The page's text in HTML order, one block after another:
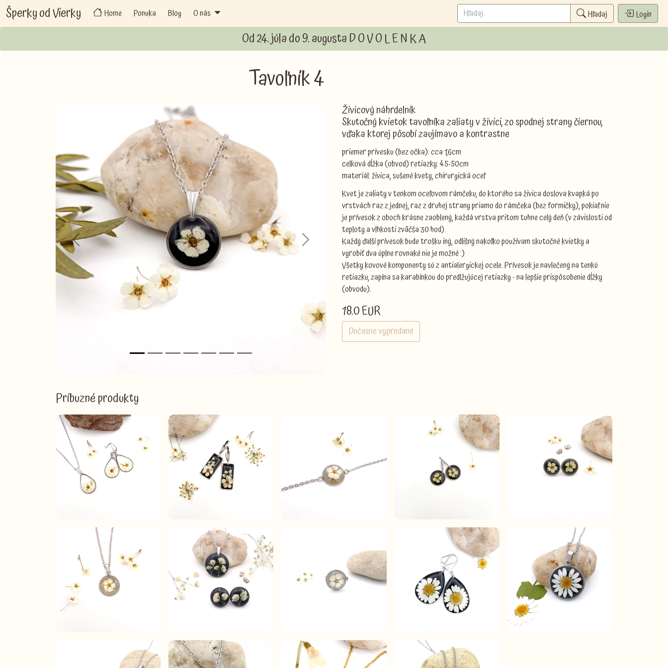
Šperky od Vierky Home Ponuka Blog O nás Hľadaj Login
Od 24. júla do 9. augusta D O V O L E N K A
Tavoľník 4
Previous Next
Živicový náhrdelník
Skutočný kvietok tavoľníka zaliaty v živici, zo spodnej strany čiernou,
vďaka ktorej pôsobí zaujímavo a kontrastne
priemer prívesku (bez očka): cca 1,6cm
celková dĺžka (obvod) retiazky: 45-50cm
materiál: živica, sušené kvety, chirurgická oceľ
Kvet je zaliaty v tenkom oceľovom rámčeku, do ktorého sa živica doslova kvapká po
vrstvách raz z jednej, raz z druhej strany priamo do rámčeka (bez formičky), pokiaľ nie
je prívesok z oboch krásne zaoblený, každá vrstva pritom tuhne celý deň (v závislosti od
teploty a vlhkosti zväčša 30 hod).
Každý ďalší prívesok bude trošku iný, odlišný nakoľko používam skutočné kvietky a
vyrobiť dva úplne rovnaké nie je možné :)
Všetky kovové komponenty sú z antialergickej ocele. Prívesok je navlečený na tenkú
retiazku, zapína sa karabínkou do predlžujúcej retiazky - na lepšie prispôsobenie dĺžky
(obvodu).
18.0 EUR
Dočasne vypredané
Príbuzné produkty